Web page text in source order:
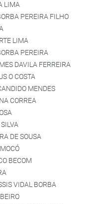
LIMA
PEREIRA FILHO
LIMA
PEREIRA
DAVILA FERREIRA
O COSTA
MENDES
CORREA
DE SOUSA
BECOM
VIDAL BORBA